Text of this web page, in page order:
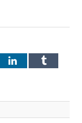
LinkedInTumblr